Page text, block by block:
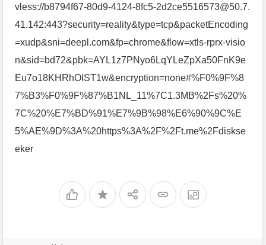
vless://b8794f67-80d9-4124-8fc5-2d2ce5516573@50.7.
41.142:443?security=reality&type=tcp&packetEncoding
=xudp&sni=deepl.com&fp=chrome&flow=xtls-rprx-visio
n&sid=bd72&pbk=AYL1z7PNyo6LqYLeZpXa50FnK9e
Eu7o18KHRhOlST1w&encryption=none#%F0%9F%8
7%B3%F0%9F%87%B1NL_11%7C1.3MB%2Fs%20%
7C%20%E7%BD%91%E7%9B%98%E6%90%9C%E
5%AE%9D%3A%20https%3A%2F%2Ft.me%2Fdiskse
eker